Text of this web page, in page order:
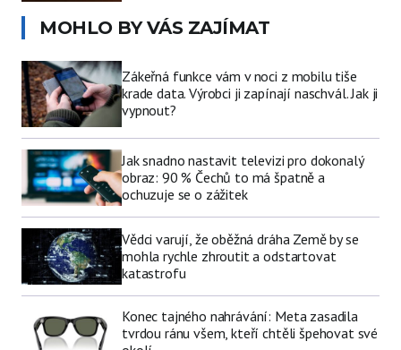
MOHLO BY VÁS ZAJÍMAT
Zákeřná funkce vám v noci z mobilu tiše
krade data. Výrobci ji zapínají naschvál. Jak ji
vypnout?
Jak snadno nastavit televizi pro dokonalý
obraz: 90 % Čechů to má špatně a
ochuzuje se o zážitek
Vědci varují, že oběžná dráha Země by se
mohla rychle zhroutit a odstartovat
katastrofu
Konec tajného nahrávání: Meta zasadila
tvrdou ránu všem, kteří chtěli špehovat své